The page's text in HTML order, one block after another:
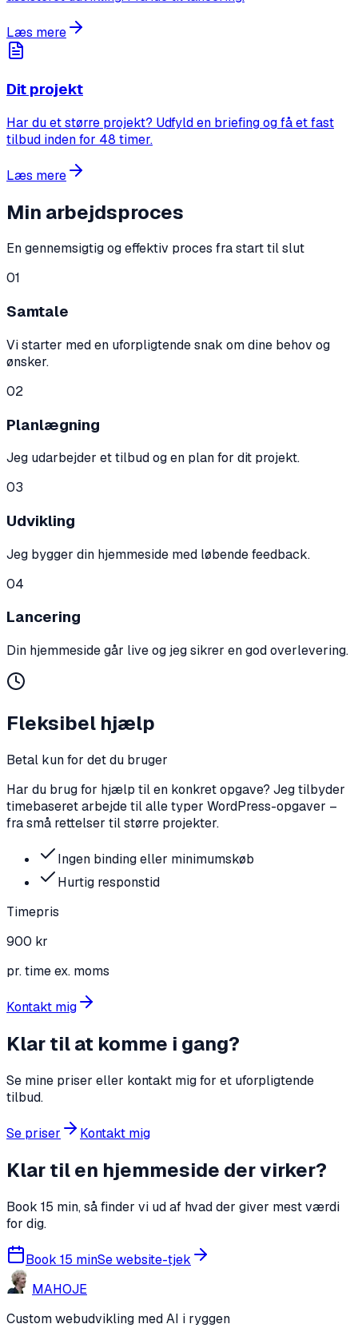
Læs mere
Dit projekt
Har du et større projekt? Udfyld en briefing og få et fast
tilbud inden for 48 timer.
Læs mere
Min arbejdsproces
En gennemsigtig og effektiv proces fra start til slut
01
Samtale
Vi starter med en uforpligtende snak om dine behov og
ønsker.
02
Planlægning
Jeg udarbejder et tilbud og en plan for dit projekt.
03
Udvikling
Jeg bygger din hjemmeside med løbende feedback.
04
Lancering
Din hjemmeside går live og jeg sikrer en god overlevering.
Fleksibel hjælp
Betal kun for det du bruger
Har du brug for hjælp til en konkret opgave? Jeg tilbyder
timebaseret arbejde til alle typer WordPress-opgaver –
fra små rettelser til større projekter.
Ingen binding eller minimumskøb
Hurtig responstid
Timepris
900 kr
pr. time ex. moms
Kontakt mig
Klar til at komme i gang?
Se mine priser eller kontakt mig for et uforpligtende
tilbud.
Se priser Kontakt mig
Klar til en hjemmeside der virker?
Book 15 min, så finder vi ud af hvad der giver mest værdi
for dig.
Book 15 minSe website-tjek
MAHOJE
Custom webudvikling med AI i ryggen